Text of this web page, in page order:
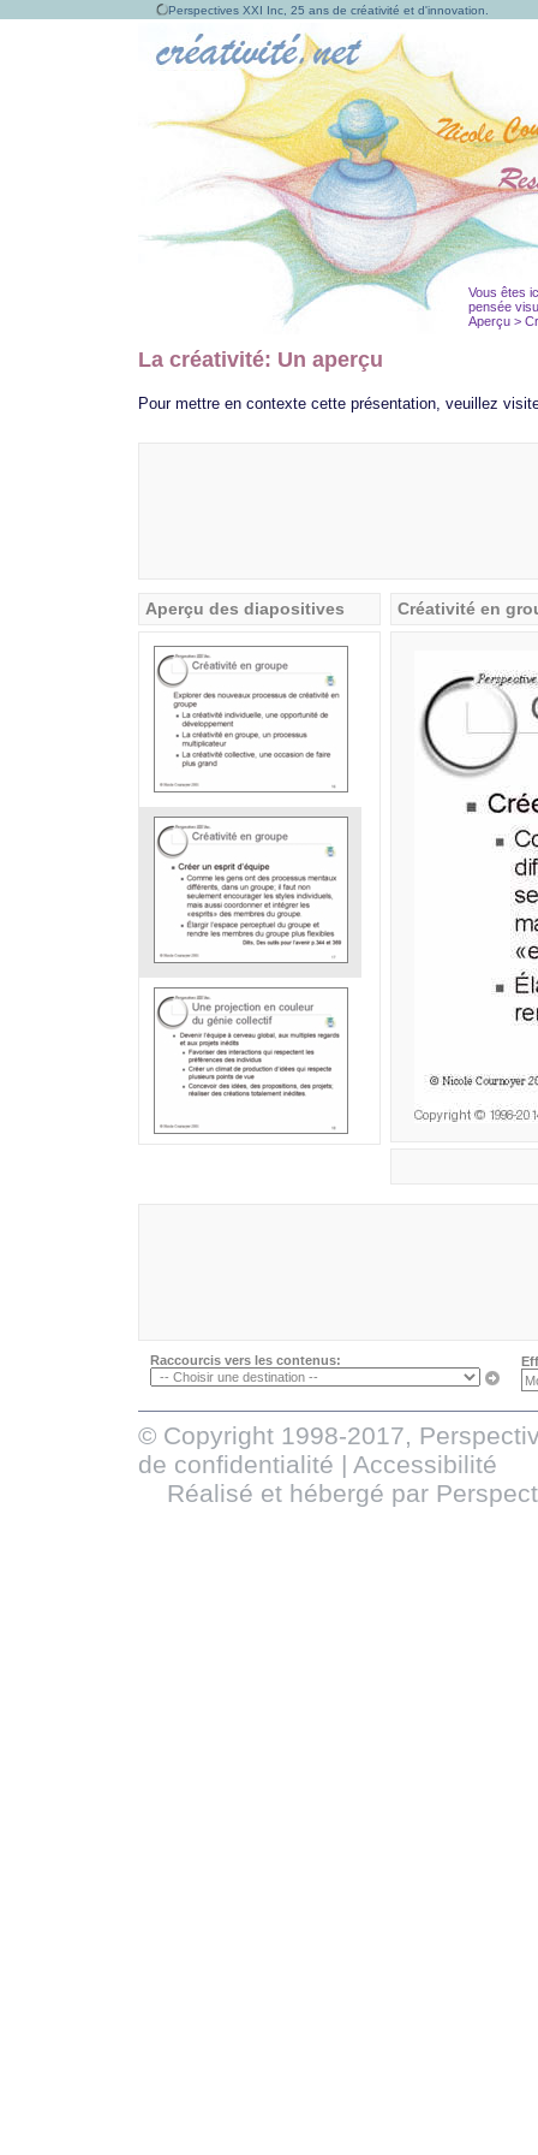
Perspectives XXI Inc, 25 ans de créativité et d'innovation.
Vous êtes
pensée
Aperçu >
La créativité: Un aperçu
Pour mettre en contexte cette présentation, veuillez
Aperçu des diapositives Créativité en
Raccourcis vers les contenus:
© Copyright 1998-2017,
de confidentialité | Accessibilité
Réalisé et hébergé par